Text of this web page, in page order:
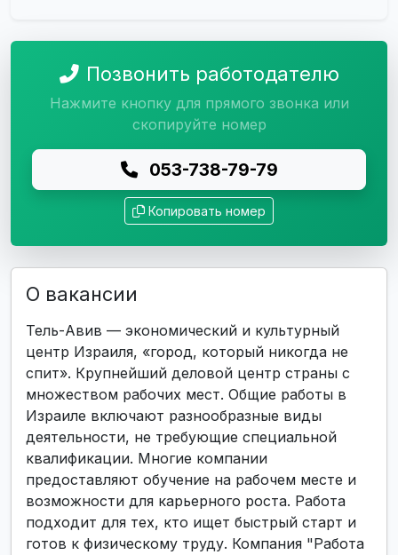
Позвонить работодателю
Нажмите кнопку для прямого звонка или
скопируйте номер
053-738-79-79
Копировать номер
О вакансии
Тель-Авив — экономический и культурный
центр Израиля, «город, который никогда не
спит». Крупнейший деловой центр страны с
множеством рабочих мест. Общие работы в
Израиле включают разнообразные виды
деятельности, не требующие специальной
квалификации. Многие компании
предоставляют обучение на рабочем месте и
возможности для карьерного роста. Работа
подходит для тех, кто ищет быстрый старт и
готов к физическому труду. Компания "Работа